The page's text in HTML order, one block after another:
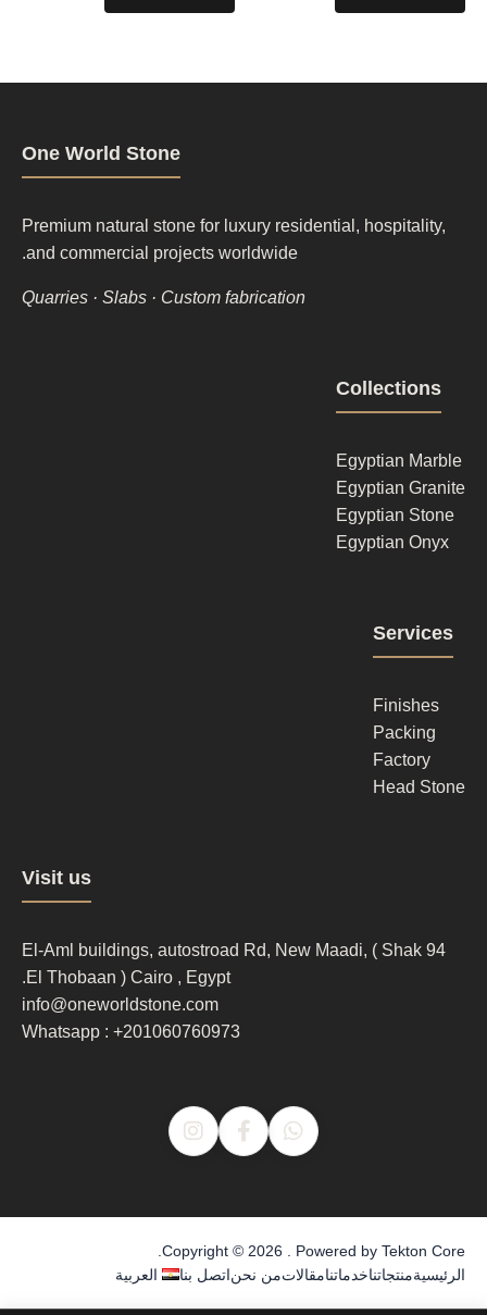
One World Stone
Premium natural stone for luxury residential, hospitality,
and commercial projects worldwide.
Quarries · Slabs · Custom fabrication
Footer
column
1
Collections
Egyptian Marble
Egyptian Granite
Egyptian Stone
Egyptian Onyx
Footer
column
Services
Finishes
Packing
Factory
Head Stone
Visit us
94 El-Aml buildings, autostroad Rd, New Maadi, ( Shak
El Thobaan ) Cairo , Egypt.
info@oneworldstone.com
Whatsapp : +201060760973
Copyright © 2026 . Powered by Tekton Core
الرئيسيةمنتجاتناخدماتنامقالاتمن نحناتصل بنا العربية